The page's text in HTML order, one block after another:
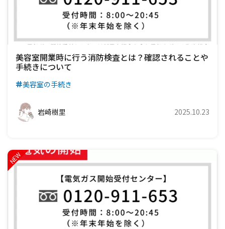
美容室開業時に行う消防検査とは？確認されることや
手続きについて
美容室の手続き
岩崎樹里 2025.10.23